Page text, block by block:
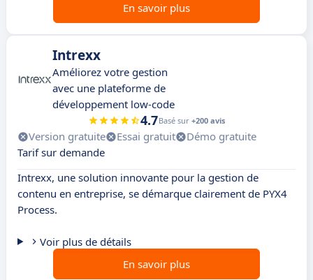
En savoir plus
Intrexx
Améliorez votre gestion
avec une plateforme de
développement low-code
4.7Basé sur +200 avis
Version gratuite Essai gratuit
Démo gratuite
Tarif sur demande
Intrexx, une solution innovante pour la gestion de
contenu en entreprise, se démarque clairement de PYX4
Process.
Voir plus de détails
En savoir plus